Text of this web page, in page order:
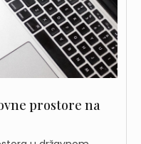
prostore na